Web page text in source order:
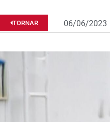
TORNAR 06/06/2023